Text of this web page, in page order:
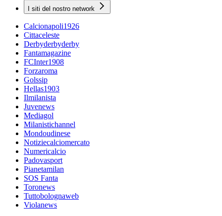
I siti del nostro network
Calcionapoli1926
Cittaceleste
Derbyderbyderby
Fantamagazine
FCInter1908
Forzaroma
Golssip
Hellas1903
Ilmilanista
Juvenews
Mediagol
Milanistichannel
Mondoudinese
Notiziecalciomercato
Numericalcio
Padovasport
Pianetamilan
SOS Fanta
Toronews
Tuttobolognaweb
Violanews